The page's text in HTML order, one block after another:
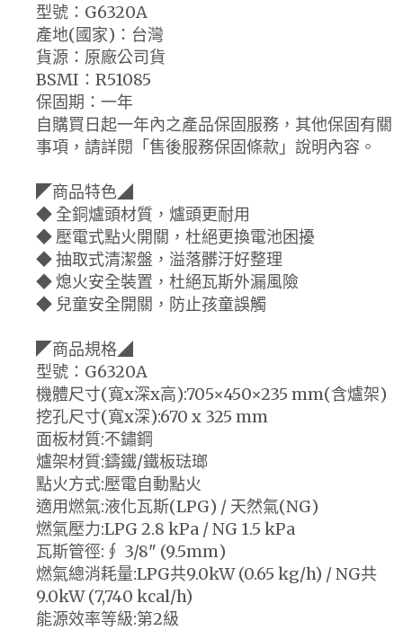
型號：G6320A
產地(國家)：台灣
貨源：原廠公司貨
BSMI：R51085
保固期：一年
自購買日起一年內之產品保固服務，其他保固有關
事項，請詳閱「售後服務保固條款」說明內容。
◤商品特色◢
◆ 全銅爐頭材質，爐頭更耐用
◆ 壓電式點火開關，杜絕更換電池困擾
◆ 抽取式清潔盤，溢落髒汙好整理
◆ 熄火安全裝置，杜絕瓦斯外漏風險
◆ 兒童安全開關，防止孩童誤觸
◤商品規格◢
型號：G6320A
機體尺寸(寬x深x高):705×450×235 mm(含爐架)
挖孔尺寸(寬x深):670 x 325 mm
面板材質:不鏽鋼
爐架材質:鑄鐵/鐵板琺瑯
點火方式:壓電自動點火
適用燃氣:液化瓦斯(LPG) / 天然氣(NG)
燃氣壓力:LPG 2.8 kPa / NG 1.5 kPa
瓦斯管徑:∮ 3/8" (9.5mm)
燃氣總消耗量:LPG共9.0kW (0.65 kg/h) / NG共
9.0kW (7,740 kcal/h)
能源效率等級:第2級